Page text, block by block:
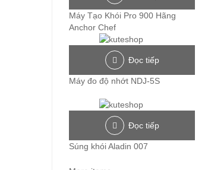
Máy Tạo Khói Pro 900 Hãng
Anchor Chef
Đọc tiếp
Máy đo độ nhớt NDJ-5S
Đọc tiếp
Súng khói Aladin 007